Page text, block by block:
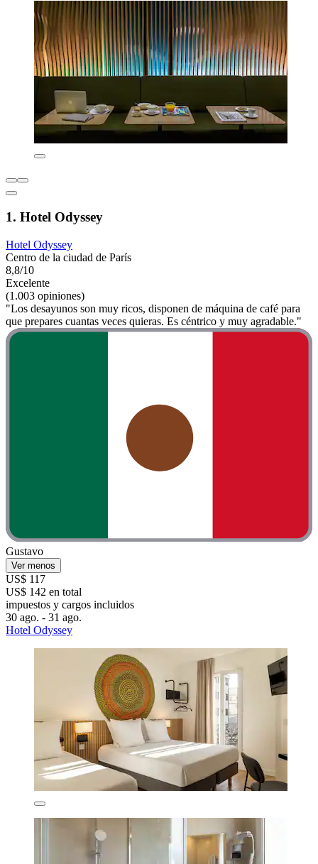
1. Hotel Odyssey
Hotel Odyssey
Centro de la ciudad de París
8,8/10
Excelente
(1.003 opiniones)
"Los desayunos son muy ricos, disponen de máquina de café para
que prepares cuantas veces quieras. Es céntrico y muy agradable."
Gustavo
Ver menos
US$ 117
US$ 142 en total
impuestos y cargos incluidos
30 ago. - 31 ago.
Hotel Odyssey